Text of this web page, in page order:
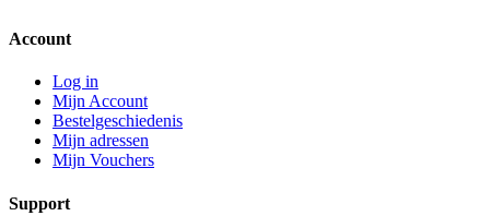
Account
Log in
Mijn Account
Bestelgeschiedenis
Mijn adressen
Mijn Vouchers
Support